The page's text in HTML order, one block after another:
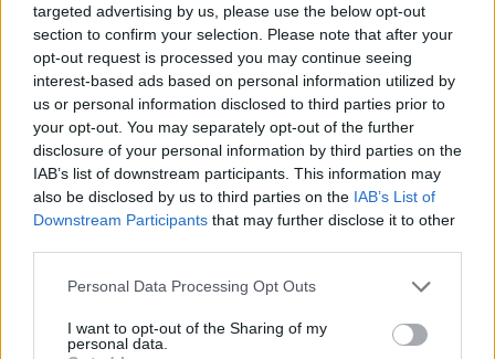
targeted advertising by us, please use the below opt-out
section to confirm your selection. Please note that after your
opt-out request is processed you may continue seeing
interest-based ads based on personal information utilized by
us or personal information disclosed to third parties prior to
your opt-out. You may separately opt-out of the further
disclosure of your personal information by third parties on the
IAB’s list of downstream participants. This information may
also be disclosed by us to third parties on the IAB’s List of
Downstream Participants that may further disclose it to other
Personal Data Processing Opt Outs
I want to opt-out of the Sharing of my
personal data.
Chevrolet Camaro Sport Coupé
Convertible"A Girls dream came
true.."(1988)
Rumpkullan
28 732 visningar 439 kommentarer
214
2 sept. 11
Ford Mustang GT Fastback 5.0l
V8"BADASS"(2015)
33 214 visningar7 kommentarer